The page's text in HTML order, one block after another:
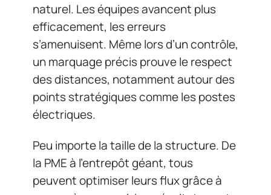
naturel. Les équipes avancent plus
efficacement, les erreurs
s’amenuisent. Même lors d’un contrôle,
un marquage précis prouve le respect
des distances, notamment autour des
points stratégiques comme les postes
électriques.
Peu importe la taille de la structure. De
la PME à l’entrepôt géant, tous
peuvent optimiser leurs flux grâce à